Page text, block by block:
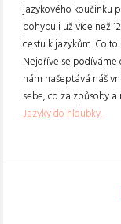
jazykového koučinku
pohybuji už více než
cestu k jazykům. Co
Nejdříve se podíváme
nám našeptává náš
sebe, co za způsoby
Jazyky do hloubky.